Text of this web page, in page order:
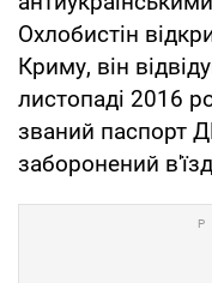
Охлобистін
Криму, він
листопаді 2016
званий паспорт
заборонений